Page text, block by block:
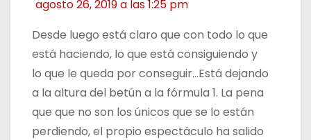
agosto 26, 2019 a las 1:25 pm
Desde luego está claro que con todo lo que
está haciendo, lo que está consiguiendo y
lo que le queda por conseguir…Está dejando
a la altura del betún a la fórmula 1. La pena
que que no son los únicos que se lo están
perdiendo, el propio espectáculo ha salido